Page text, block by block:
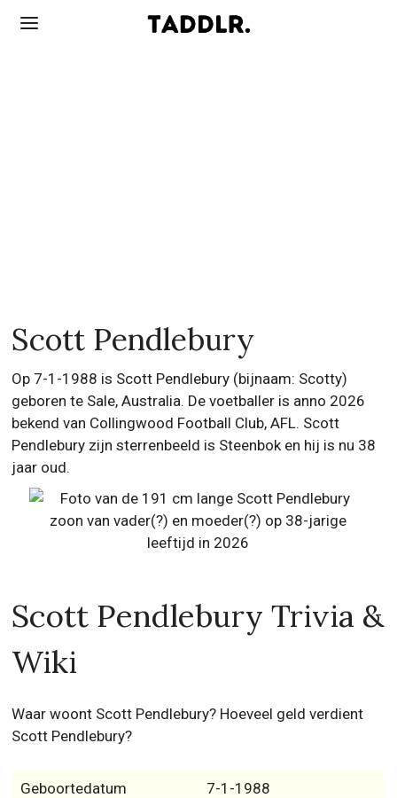
Scott Pendlebury
Op 7-1-1988 is Scott Pendlebury (bijnaam: Scotty)
geboren te Sale, Australia. De voetballer is anno 2026
bekend van Collingwood Football Club, AFL. Scott
Pendlebury zijn sterrenbeeld is Steenbok en hij is nu 38
jaar oud.
Scott Pendlebury Trivia &
Wiki
Waar woont Scott Pendlebury? Hoeveel geld verdient
Scott Pendlebury?
Geboortedatum 7-1-1988